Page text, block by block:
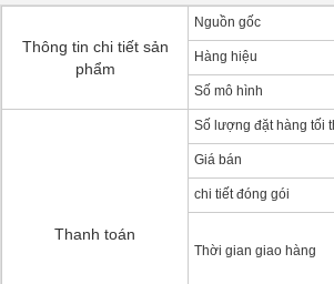
Thông tin chi tiết sản
phẩm
Nguồn gốc
Hàng hiệu
Số mô hình
Thanh toán
Số lượng đặt hàng tối
Giá bán
chi tiết đóng gói
Thời gian giao hàng